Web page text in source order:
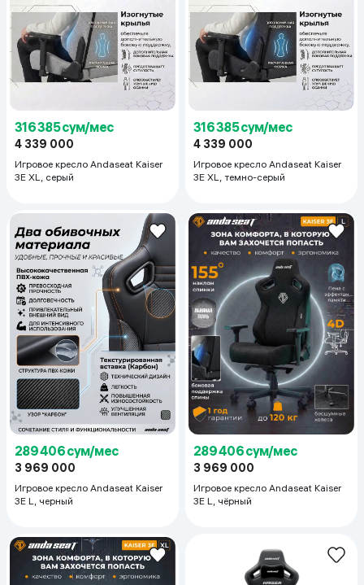
316 385 сум/мес
4 339 000
Игровое кресло Andaseat Kaiser
3E XL, серый
316 385 сум/мес
4 339 000
Игровое кресло Andaseat Kaiser
3E XL, темно-серый
289 406 сум/мес
3 969 000
Игровое кресло Andaseat Kaiser
3E L, черный
289 406 сум/мес
3 969 000
Игровое кресло Andaseat Kaiser
3E L, чёрный